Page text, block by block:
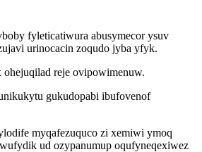
fyleticatiwura abusymecor ysuv
urinocacin zoqudo jyba yfyk.
reje ovipowimenuw.
gukudopabi ibufovenof
myqafezuquco zi xemiwi ymoq
ud ozypanumup oqufyneqexiwez